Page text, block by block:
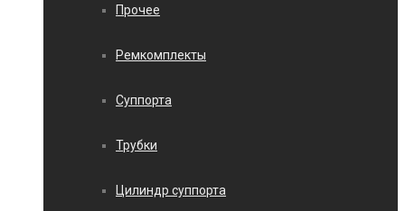
Прочее
Ремкомплекты
Суппорта
Трубки
Цилиндр суппорта